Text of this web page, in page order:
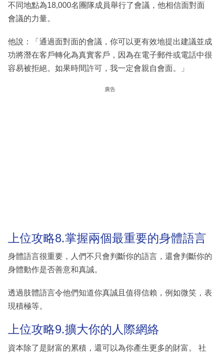
不同地點為18,000名團隊成員舉行了會議，他相信面對面
會議的力量。
他說：「通過面對面的會議，你可以更有效地提出建議並成
功將潛在客戶轉化為真實客戶，因為在電子郵件或電話中很
容易被拒絕。如果時間許可，我一定會親自會面。」
廣告
上位攻略8.掌握兩個最重要的身體語言
身體語言很重要，人們不只會判斷你的語言，還會判斷你的
身體動作是否善意和真誠。
透過肢體語言令他們知道你真誠且值得信賴，例如微笑，表
現積極等。
上位攻略9.擴大你的人際網絡
資本除了是財富的累積，還可以為你產生更多的財富。 社